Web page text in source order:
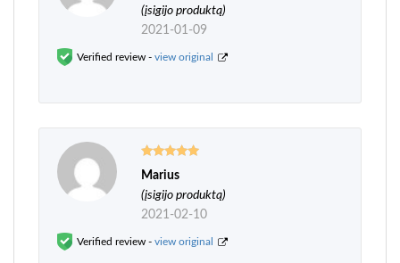
5iš 5
(įsigijo produktą)
2021-01-09
Verified review - view original
Įvertinimas:
5iš 5
Marius
(įsigijo produktą)
2021-02-10
Verified review - view original